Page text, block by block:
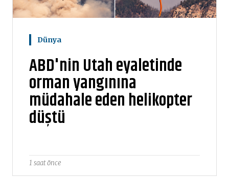
Dünya
ABD'nin Utah eyaletinde
orman yangınına
müdahale eden helikopter
düştü
1 saat önce